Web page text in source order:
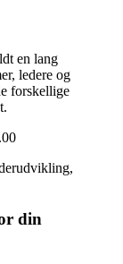
en lang
ledere og
forskellige
din